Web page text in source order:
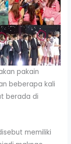
pakain
beberapa kali
berada di
memiliki